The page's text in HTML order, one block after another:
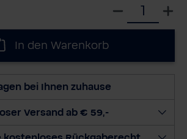
W
e
e
In den Warenkorb
bei Ihnen zuhause
Versand ab € 59,-